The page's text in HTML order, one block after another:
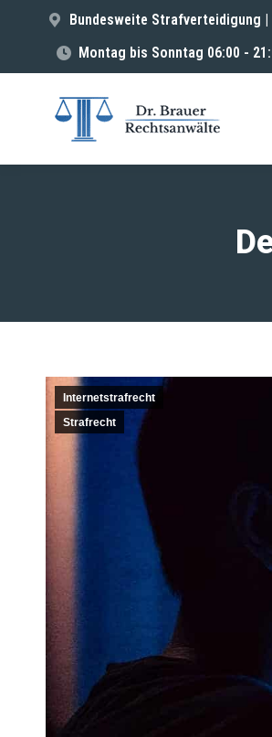
Bundesweite Strafverteidigung
Montag bis Sonntag 06:00 -
Internetstrafrecht
Strafrecht